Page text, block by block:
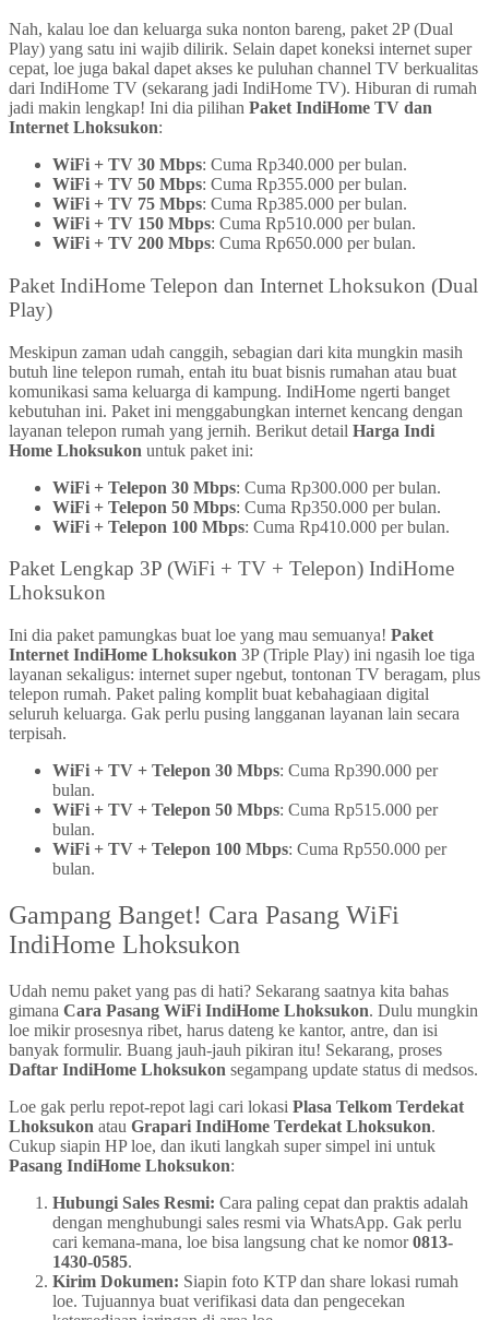
Nah, kalau loe dan keluarga suka nonton bareng, paket 2P (Dual
Play) yang satu ini wajib dilirik. Selain dapet koneksi internet super
cepat, loe juga bakal dapet akses ke puluhan channel TV berkualitas
dari IndiHome TV (sekarang jadi IndiHome TV). Hiburan di rumah
jadi makin lengkap! Ini dia pilihan Paket IndiHome TV dan
Internet Lhoksukon:
WiFi + TV 30 Mbps: Cuma Rp340.000 per bulan.
WiFi + TV 50 Mbps: Cuma Rp355.000 per bulan.
WiFi + TV 75 Mbps: Cuma Rp385.000 per bulan.
WiFi + TV 150 Mbps: Cuma Rp510.000 per bulan.
WiFi + TV 200 Mbps: Cuma Rp650.000 per bulan.
Paket IndiHome Telepon dan Internet Lhoksukon (Dual
Play)
Meskipun zaman udah canggih, sebagian dari kita mungkin masih
butuh line telepon rumah, entah itu buat bisnis rumahan atau buat
komunikasi sama keluarga di kampung. IndiHome ngerti banget
kebutuhan ini. Paket ini menggabungkan internet kencang dengan
layanan telepon rumah yang jernih. Berikut detail Harga Indi
Home Lhoksukon untuk paket ini:
WiFi + Telepon 30 Mbps: Cuma Rp300.000 per bulan.
WiFi + Telepon 50 Mbps: Cuma Rp350.000 per bulan.
WiFi + Telepon 100 Mbps: Cuma Rp410.000 per bulan.
Paket Lengkap 3P (WiFi + TV + Telepon) IndiHome
Lhoksukon
Ini dia paket pamungkas buat loe yang mau semuanya! Paket
Internet IndiHome Lhoksukon 3P (Triple Play) ini ngasih loe tiga
layanan sekaligus: internet super ngebut, tontonan TV beragam, plus
telepon rumah. Paket paling komplit buat kebahagiaan digital
seluruh keluarga. Gak perlu pusing langganan layanan lain secara
terpisah.
WiFi + TV + Telepon 30 Mbps: Cuma Rp390.000 per
bulan.
WiFi + TV + Telepon 50 Mbps: Cuma Rp515.000 per
bulan.
WiFi + TV + Telepon 100 Mbps: Cuma Rp550.000 per
bulan.
Gampang Banget! Cara Pasang WiFi
IndiHome Lhoksukon
Udah nemu paket yang pas di hati? Sekarang saatnya kita bahas
gimana Cara Pasang WiFi IndiHome Lhoksukon. Dulu mungkin
loe mikir prosesnya ribet, harus dateng ke kantor, antre, dan isi
banyak formulir. Buang jauh-jauh pikiran itu! Sekarang, proses
Daftar IndiHome Lhoksukon segampang update status di medsos.
Loe gak perlu repot-repot lagi cari lokasi Plasa Telkom Terdekat
Lhoksukon atau Grapari IndiHome Terdekat Lhoksukon.
Cukup siapin HP loe, dan ikuti langkah super simpel ini untuk
Pasang IndiHome Lhoksukon:
Hubungi Sales Resmi: Cara paling cepat dan praktis adalah
dengan menghubungi sales resmi via WhatsApp. Gak perlu
cari kemana-mana, loe bisa langsung chat ke nomor0813-
1430-0585.
Kirim Dokumen: Siapin foto KTP dan share lokasi rumah
loe. Tujuannya buat verifikasi data dan pengecekan